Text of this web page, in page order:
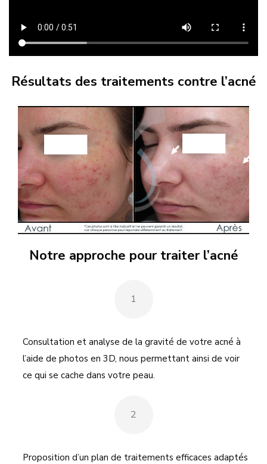
Résultats des traitements contre l’acné
Notre approche pour traiter l’acné
1
Consultation et analyse de la gravité de votre acné à
l’aide de photos en 3D, nous permettant ainsi de voir
ce qui se cache dans votre peau.
2
Proposition d’un plan de traitements efficaces adaptés